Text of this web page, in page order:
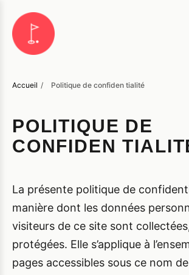
Accueil / Politique de confiden tialité
POLITIQUE DE
CONFIDEN
La présente politique de
manière dont les données
visiteurs de ce site sont
protégées. Elle s’applique à
pages accessibles sous ce nom